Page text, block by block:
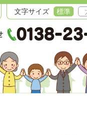
文字サイズ 標準